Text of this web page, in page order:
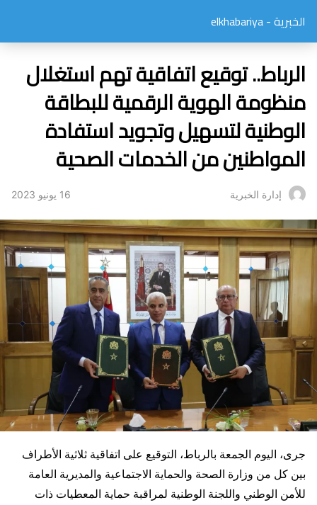
الخبرية - elkhabariya
الرباط.. توقيع اتفاقية تهم استغلال
منظومة الهوية الرقمية للبطاقة
الوطنية لتسهيل وتجويد استفادة
المواطنين من الخدمات الصحية
إدارة الخبرية 16 يونيو 2023
جرى، اليوم الجمعة بالرباط، التوقيع على اتفاقية ثلاثية الأطراف
بين كل من وزارة الصحة والحماية الاجتماعية والمديرية العامة
للأمن الوطني واللجنة الوطنية لمراقبة حماية المعطيات ذات